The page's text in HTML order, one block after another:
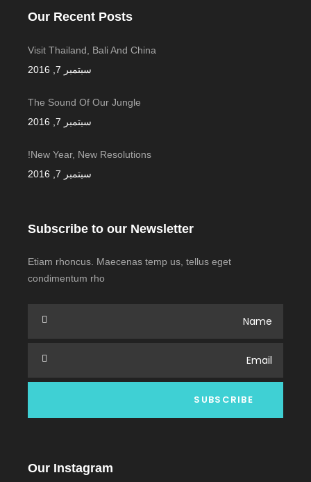
Our Recent Posts
Visit Thailand, Bali And China
سبتمبر 7, 2016
The Sound Of Our Jungle
سبتمبر 7, 2016
New Year, New Resolutions!
سبتمبر 7, 2016
Subscribe to our Newsletter
Etiam rhoncus. Maecenas temp us, tellus eget
condimentum rho
Our Instagram